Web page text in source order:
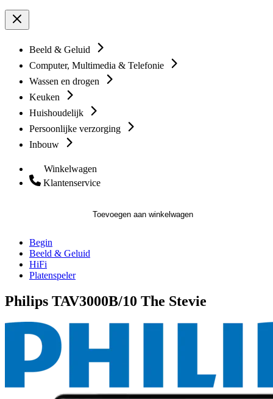
Beeld & Geluid
Computer, Multimedia & Telefonie
Wassen en drogen
Keuken
Huishoudelijk
Persoonlijke verzorging
Inbouw
Winkelwagen
Klantenservice
Toevoegen aan winkelwagen
Begin
Beeld & Geluid
HiFi
Platenspeler
Philips TAV3000B/10 The Stevie